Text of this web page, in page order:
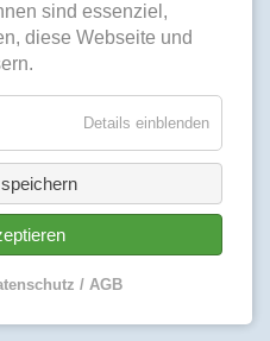
sind essenziel,
diese Webseite und
Details einblenden
/ AGB